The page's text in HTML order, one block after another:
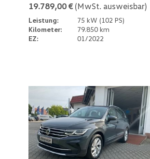
19.789,00 € (MwSt. ausweisbar)
Leistung:
75 kW (102 PS)
Kilometer:
79.850 km
EZ:
01/2022